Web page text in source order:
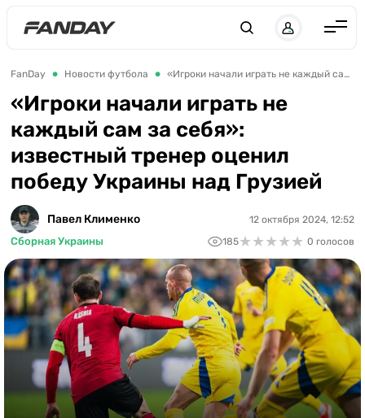
Англия
Испания
Германия
Италия
Франция
Украина
ЛЧ
ЛЕ
ЧЕ-2028
Букмекеры
Казино
FanDay Новости футбола «Игроки начали играть не каждый сам за себя»: известный тренер оценил победу Украины над Грузией
«Игроки начали играть не
каждый сам за себя»:
известный тренер оценил
победу Украины над Грузией
Павел Клименко
Сборная Украины
12 октября 2024, 12:52
185★★★★★
★★★★★ 0 голосов